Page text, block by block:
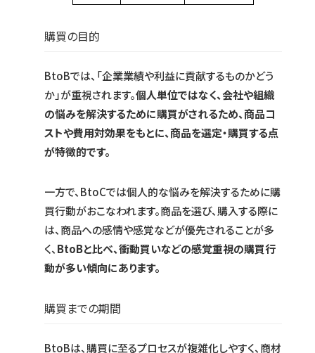
購買の目的
BtoBでは、「企業業績や利益に貢献するものかどう
か」が重視されます。個人単位ではなく、会社や組織
の悩みを解決するために購買がされるため、商品コ
ストや費用対効果をもとに、商品を選定・購買する点
が特徴的です。
一方で、BtoCでは個人的な悩みを解決するために購
買行動がおこなわれます。商品を選び、購入する際に
は、商品への感情や感覚などが優先されることが多
く、BtoBと比べ、衝動買いなどの感覚重視の購買行
動が多い傾向にあります。
購買までの期間
BtoBは、購買に至るプロセスが複雑化しやすく、商材